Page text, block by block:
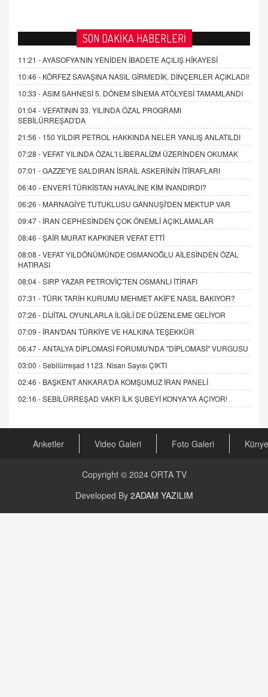
SON DAKİKA HABERLERİ
11:21 -AYASOFYA'NIN YENİDEN İBADETE AÇILIŞ HİKAYESİ
10:46 - KÖRFEZ SAVAŞINA NASIL GİRMEDİK, DİNÇERLER AÇIKLADI!
10:33 -ASIM SAHNESİ 5. DÖNEM SİNEMA ATÖLYESİ TAMAMLANDI
01:04 -VEFATININ 33. YILINDA ÖZAL PROGRAMI
SEBİLÜRREŞAD'DA
21:56 - 150 YILDIR PETROL HAKKINDA NELER YANLIŞ ANLATILDI
07:28 -VEFAT YILINDA ÖZAL'I LİBERALİZM ÜZERİNDEN OKUMAK
07:01 -GAZZE'YE SALDIRAN İSRAİL ASKERİNİN İTİRAFLARI
06:40 - ENVER'İ TÜRKİSTAN HAYALİNE KİM İNANDIRDI?
06:26 - MARNAGİYE TUTUKLUSU GANNUŞİ'DEN MEKTUP VAR
09:47 - İRAN CEPHESİNDEN ÇOK ÖNEMLİ AÇIKLAMALAR
08:46 -ŞAİR MURAT KAPKINER VEFAT ETTİ
08:08 -VEFAT YILDÖNÜMÜNDE OSMANOĞLU AİLESİNDEN ÖZAL
HATIRASI
08:04 -SIRP YAZAR PETROVİÇ'TEN OSMANLI İTİRAFI
07:31 -TÜRK TARİH KURUMU MEHMET AKİF'E NASIL BAKIYOR?
07:26 - DİJİTAL OYUNLARLA İLGİLİ DE DÜZENLEME GELİYOR
07:09 - İRAN'DAN TÜRKİYE VE HALKINA TEŞEKKÜR
06:47 -ANTALYA DİPLOMASİ FORUMU'NDA "DİPLOMASİ" VURGUSU
03:00 -Sebilürreşad 1123. Nisan Sayısı ÇIKTI
02:46 - BAŞKENT ANKARA'DA KOMŞUMUZ İRAN PANELİ
02:16 -SEBİLÜRREŞAD VAKFI İLK ŞUBEYİ KONYA'YA AÇIYOR!
Anketler Video Galeri Foto Galeri Künye
Copyright © 2024 ORTA TV
Developed By 2ADAM YAZILIM